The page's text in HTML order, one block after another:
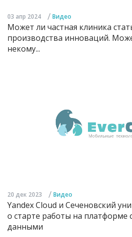
03 апр 2024 / Видео
Может ли частная клиника
производства инноваций.
некому...
20 дек 2023 / Видео
Yandex Cloud и Сеченовский
о старте работы на платформе
данными